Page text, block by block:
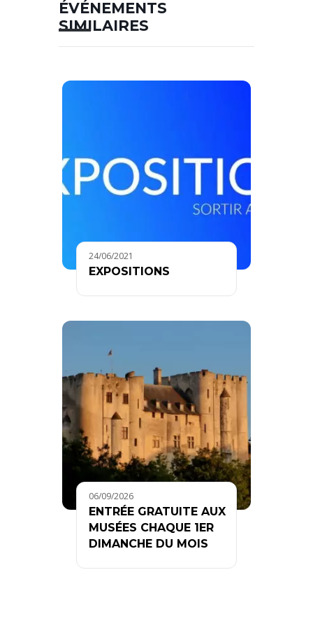
ÉVÉNEMENTS
SIMILAIRES
24/06/2021
EXPOSITIONS
06/09/2026
ENTRÉE GRATUITE AUX
MUSÉES CHAQUE 1ER
DIMANCHE DU MOIS